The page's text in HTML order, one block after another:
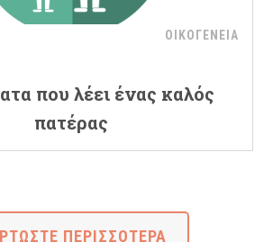
ΟΙΚΟΓΕΝΕΙΑ
που λέει ένας καλός
πατέρας
ΠΕΡΙΣΣΟΤΕΡΑ